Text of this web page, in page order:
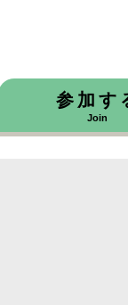
参加す
Join